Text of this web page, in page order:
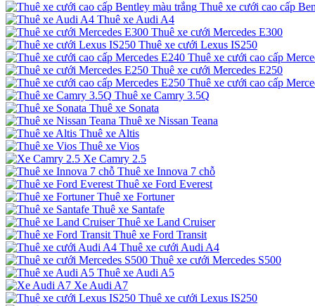
Thuê xe cưới cao cấp
Thuê xe Audi A4
Thuê xe cưới Mercedes E300
Thuê xe cưới Lexus IS250
Thuê xe cưới cao cấp
Thuê xe cưới Mercedes E250
Thuê xe cưới cao cấp
Thuê xe Camry 3.5Q
Thuê xe Sonata
Thuê xe Nissan Teana
Thuê xe Altis
Thuê xe Vios
Xe Camry 2.5
Thuê xe Innova 7 chỗ
Thuê xe Ford Everest
Thuê xe Fortuner
Thuê xe Santafe
Thuê xe Land Cruiser
Thuê xe Ford Transit
Thuê xe cưới Audi A4
Thuê xe cưới Mercedes S500
Thuê xe Audi A5
Xe Audi A7
Thuê xe cưới Lexus IS250